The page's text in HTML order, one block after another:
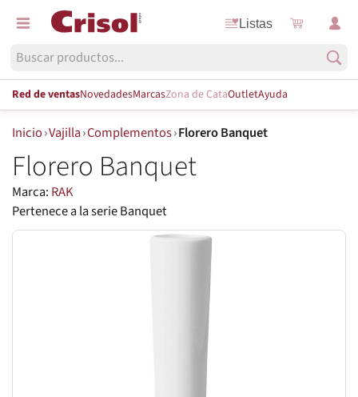
Listas
Red de ventasNovedadesMarcasZona de CataOutletAyuda
Inicio›Vajilla›Complementos›Florero Banquet
Florero Banquet
Marca: RAK
Pertenece a la serie Banquet